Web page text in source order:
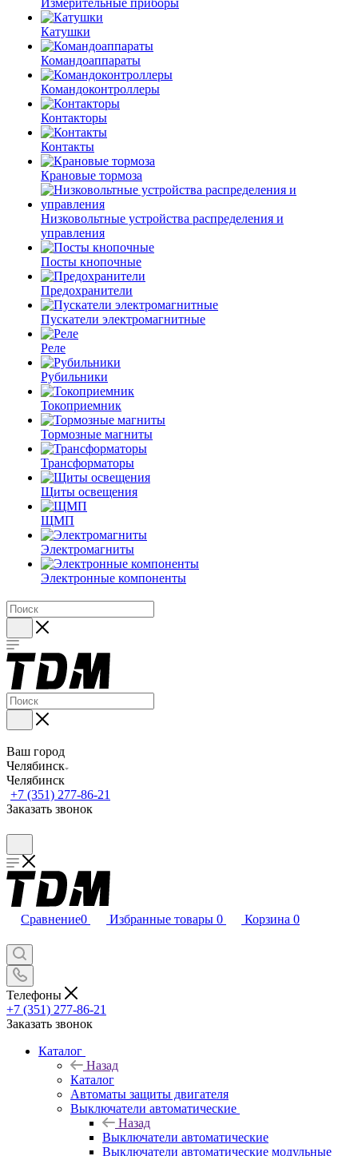
Измерительные приборы
Катушки
Командоаппараты
Командоконтроллеры
Контакторы
Контакты
Крановые тормоза
Низковольтные устройства распределения и
управления
Посты кнопочные
Предохранители
Пускатели электромагнитные
Реле
Рубильники
Токоприемник
Тормозные магниты
Трансформаторы
Щиты освещения
ЩМП
Электромагниты
Электронные компоненты
Ваш город
Челябинск
Челябинск
+7 (351) 277-86-21
Заказать звонок
Сравнение0 Избранные товары 0 Корзина 0
Телефоны
+7 (351) 277-86-21
Заказать звонок
Каталог
Назад
Каталог
Автоматы защиты двигателя
Выключатели автоматические
Назад
Выключатели автоматические
Выключатели автоматические модульные